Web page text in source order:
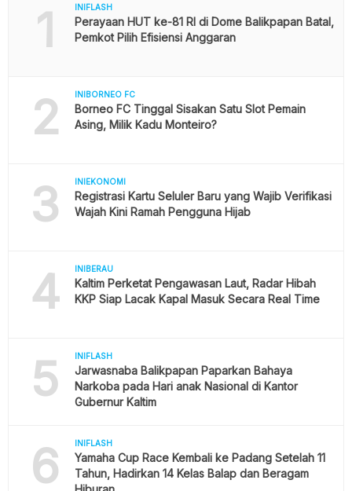
1 INIFLASH
Perayaan HUT ke-81 RI di Dome Balikpapan Batal,
Pemkot Pilih Efisiensi Anggaran
2 INIBORNEO FC
Borneo FC Tinggal Sisakan Satu Slot Pemain
Asing, Milik Kadu Monteiro?
3 INIEKONOMI
Registrasi Kartu Seluler Baru yang Wajib Verifikasi
Wajah Kini Ramah Pengguna Hijab
4 INIBERAU
Kaltim Perketat Pengawasan Laut, Radar Hibah
KKP Siap Lacak Kapal Masuk Secara Real Time
5 INIFLASH
Jarwasnaba Balikpapan Paparkan Bahaya
Narkoba pada Hari anak Nasional di Kantor
Gubernur Kaltim
6 INIFLASH
Yamaha Cup Race Kembali ke Padang Setelah 11
Tahun, Hadirkan 14 Kelas Balap dan Beragam